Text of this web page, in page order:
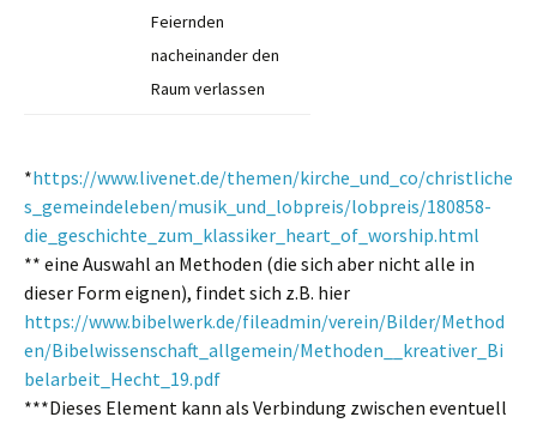
Feiernden
nacheinander den
Raum verlassen
*https://www.livenet.de/themen/kirche_und_co/christliche
s_gemeindeleben/musik_und_lobpreis/lobpreis/180858-
die_geschichte_zum_klassiker_heart_of_worship.html
** eine Auswahl an Methoden (die sich aber nicht alle in
dieser Form eignen), findet sich z.B. hier
https://www.bibelwerk.de/fileadmin/verein/Bilder/Method
en/Bibelwissenschaft_allgemein/Methoden__kreativer_Bi
belarbeit_Hecht_19.pdf
***Dieses Element kann als Verbindung zwischen eventuell